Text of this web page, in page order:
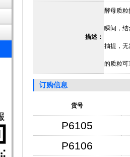
描述：
酵母质粒
瞬间，结
抽提，
的质粒可
订购信息
货号
P6105
P6106